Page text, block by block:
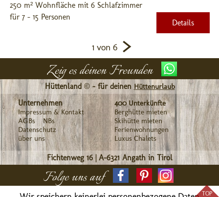
250 m² Wohnfläche mit 6 Schlafzimmer
für 7 - 15 Personen
Details
1 von 6 >
Zeig es deinen Freunden
Hüttenland © - für deinen Hüttenurlaub
Unternehmen
Impressum & Kontakt
AGBs
NBs
Datenschutz
über uns
400 Unterkünfte
Berghütte mieten
Skihütte mieten
Ferienwohnungen
Luxus Chalets
Fichtenweg 16 |A-6321 Angath in Tirol
Folge uns auf
TOP